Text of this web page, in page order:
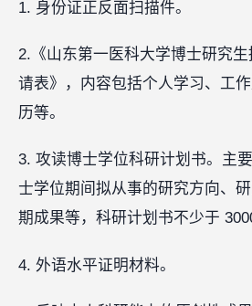
1. 身份证正反面扫描件。
2.《山东第一医科大学博士研究生
请表》，内容包括个人学习、工
历等。
3. 攻读博士学位科研计划书。主
士学位期间拟从事的研究方向、
期成果等，科研计划书不少于
4. 外语水平证明材料。